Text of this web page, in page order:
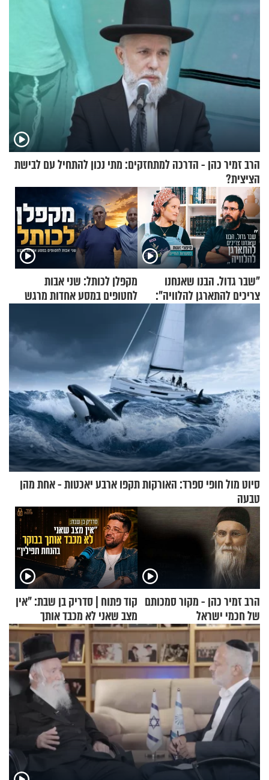
הרב זמיר כהן - הדרכה למתחזקים: מתי נכון להתחיל עם לבישת
הציצית?
"שבר גדול. הבנו שאנחנו
צריכים להתארגן להלוויה":
זוגיות במבחן, הפעם עם מרים
וגד דנינו
מקפלן לכותל: שני אבות
לחטופים במסע אחדות מרגש
סיוט מול חופי ספרד: האורקות תקפו ארבע יאכטות - אחת מהן
טבעה
הרב זמיר כהן - מקור סמכותם
של חכמי ישראל
קוד פתוח | סדריק בן שבת: "אין
מצב שאני לא מכבד אותך
בבוקר בהנחת תפילין"